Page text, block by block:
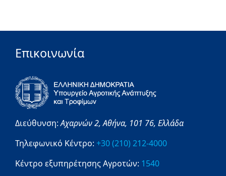
Επικοινωνία
Διεύθυνση:Αχαρνών 2,Αθήνα, 101 76, Ελλάδα
Τηλεφωνικό Κέντρο: +30 (210) 212-4000
Κέντρο εξυπηρέτησης Αγροτών: 1540